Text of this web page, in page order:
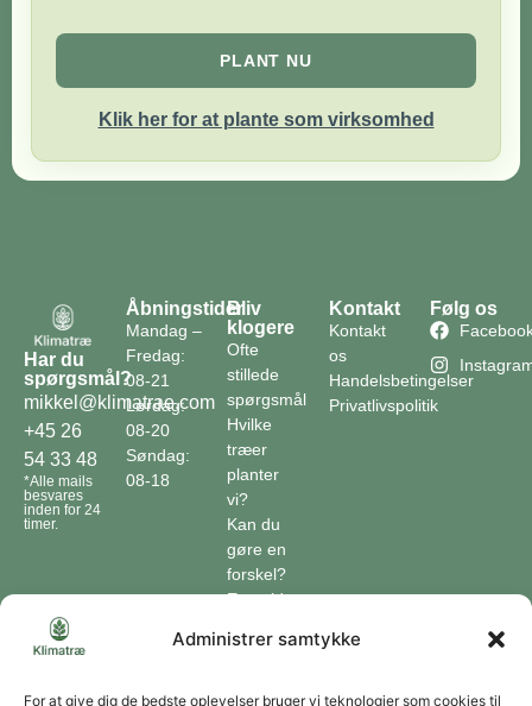
Administrer samtykke
For at give dig de bedste oplevelser bruger vi teknologier som cookies til
PLANT NU
Klik her for at plante som virksomhed
Har du
spørgsmål?
mikkel@klimatrae.com
+45 26
54 33 48
*Alle mails
besvares
inden for 24
timer.
Åbningstider
Mandag –
Fredag:
08-21
Lørdag:
08-20
Søndag:
08-18
Bliv
klogere
Ofte
stillede
spørgsmål
Hvilke
træer
planter
vi?
Kan du
gøre en
forskel?
En guide
Klimaordbogen
optager
Kontakt
Kontakt
os
Handelsbetingelser
Privatlivspolitik
Følg os